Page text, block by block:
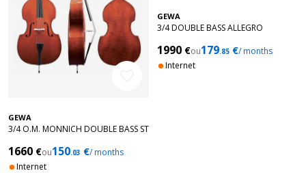
GEWA
3/4 O.M. MONNICH DOUBLE BASS ST
1660 €ou150.03 €/ months
Internet
GEWA
3/4 DOUBLE BASS ALLEGRO
1990 €ou179.85 €/ months
Internet